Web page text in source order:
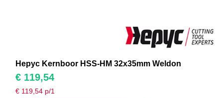
Hepyc Kernboor HSS-HM 32x35mm Weldon
€ 119,54
€ 119,54 p/1